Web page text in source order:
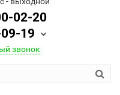
02-20
19
звонок